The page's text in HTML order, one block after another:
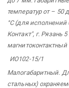
температур от – 50
°С (для
Контакт", г. Рязань
магнитоконтактный
ИО102-15/1
Малогабаритный.
стальных)